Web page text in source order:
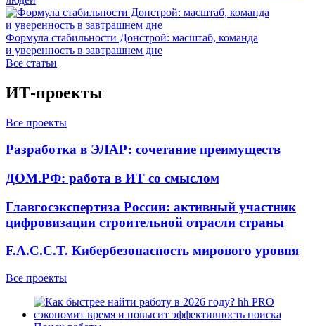
Формула стабильности Донстрой: масштаб, команда
и уверенность в завтрашнем дне
Все статьи
ИТ-проекты
Все проекты
Разработка в ЭЛАР: сочетание преимуществ
ДОМ.РФ: работа в ИТ со смыслом
Главгосэкспертиза России: активный участник
цифровизации строительной отрасли страны
F.A.C.C.T. Кибербезопасность мирового уровня
Все проекты